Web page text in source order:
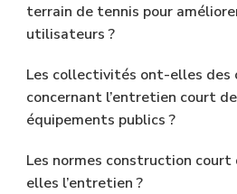
terrain de tennis pour
utilisateurs ?
Les collectivités ont-elles des
concernant l’entretien court
équipements publics ?
Les normes construction
elles l’entretien ?